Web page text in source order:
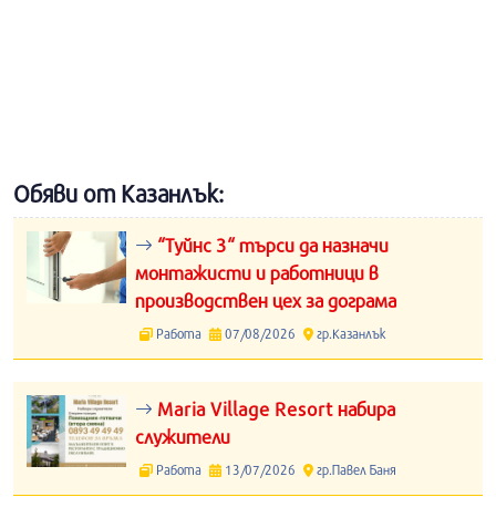
Обяви от Казанлък:
“Туйнс 3“ търси да назначи
монтажисти и работници в
производствен цех за дограма
Работа 07/08/2026 гр.Казанлък
Maria Village Resort набира
служители
Работа 13/07/2026 гр.Павел Баня